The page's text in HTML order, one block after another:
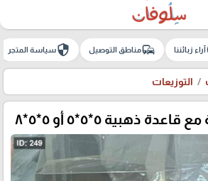
آراء زبائننا commuteمناطق التوصيل securityسياسة المتجر
التوزيعات
ذهبية ٥*٥*٥ أو ٥*٥*٨